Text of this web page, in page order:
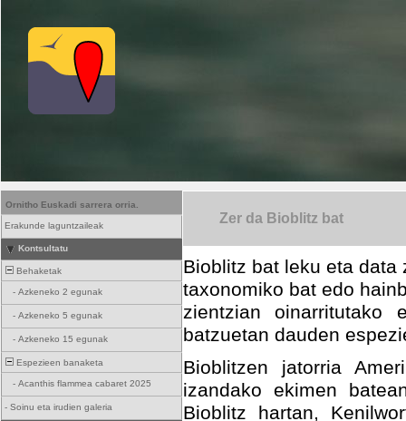
Ornitho Euskadi sarrera orria.
Erakunde laguntzaileak
Kontsultatu
Behaketak
- Azkeneko 2 egunak
- Azkeneko 5 egunak
- Azkeneko 15 egunak
Espezieen banaketa
- Acanthis flammea cabaret 2025
- Soinu eta irudien galeria
Zer da Bioblitz bat
Bioblitz bat leku eta
taxonomiko bat edo
zientzian
batzuetan dauden
Bioblitzen jatorria
izandako ekimen
Bioblitz hartan,